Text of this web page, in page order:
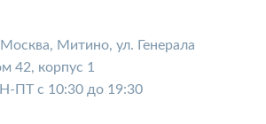
Митино, ул. Генерала
42, корпус 1
ПТ с 10:30 до 19:30